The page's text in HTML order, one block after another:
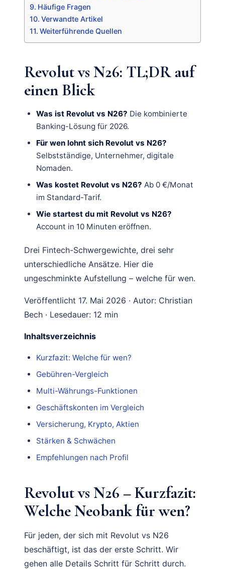
Häufige Fragen
Verwandte Artikel
Weiterführende Quellen
Revolut vs N26: TL;DR auf
einen Blick
Was ist Revolut vs N26? Die kombinierte
Banking-Lösung für 2026.
Für wen lohnt sich Revolut vs N26?
Selbstständige, Unternehmer, digitale
Nomaden.
Was kostet Revolut vs N26? Ab 0 €/Monat
im Standard-Tarif.
Wie startest du mit Revolut vs N26?
Account in 10 Minuten eröffnen.
Drei Fintech-Schwergewichte, drei sehr
unterschiedliche Ansätze. Hier die
ungeschminkte Aufstellung – welche für wen.
Veröffentlicht 17. Mai 2026 · Autor: Christian
Bech · Lesedauer: 12 min
Inhaltsverzeichnis
Kurzfazit: Welche für wen?
Gebühren-Vergleich
Multi-Währungs-Funktionen
Geschäftskonten im Vergleich
Versicherung, Krypto, Aktien
Stärken & Schwächen
Empfehlungen nach Profil
Revolut vs N26 – Kurzfazit:
Welche Neobank für wen?
Für jeden, der sich mit Revolut vs N26
beschäftigt, ist das der erste Schritt. Wir
gehen alle Details Schritt für Schritt durch.